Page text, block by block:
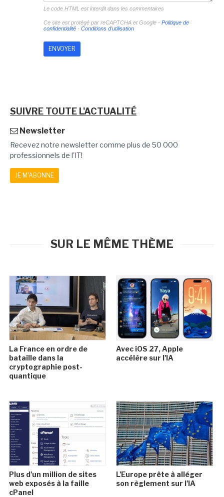
Le code HTML est interdit dans les commentaires
Ce site est protégé par reCAPTCHA et Google - Politique de
confidentialité- Conditions d'utilisation
SUIVRE TOUTE L'ACTUALITÉ
Newsletter
Recevez notre newsletter comme plus de 50 000
professionnels de l'IT!
JE M'ABONNE
SUR LE MÊME THÈME
La France en ordre de
bataille dans la
cryptographie post-
quantique
Avec iOS 27, Apple
accélère sur l'IA
Plus d'un million de sites
web exposés à la faille
cPanel
L'Europe prête à alléger
son règlement sur l'IA